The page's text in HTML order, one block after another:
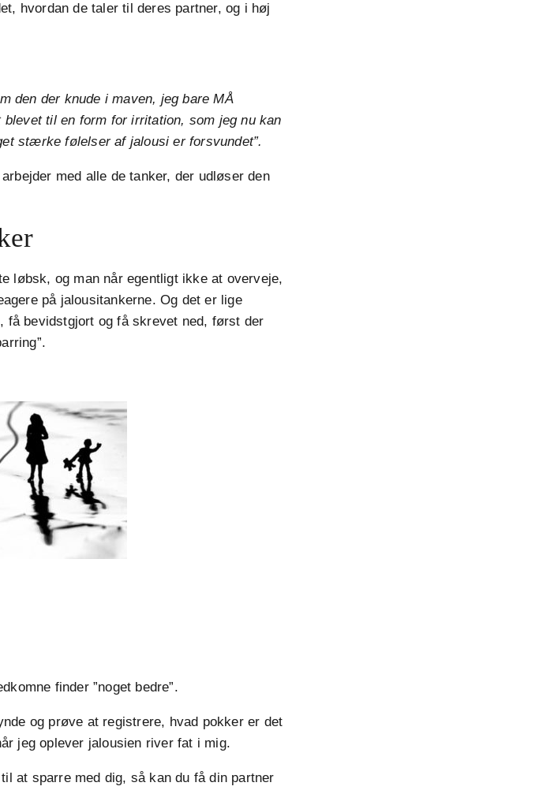
hvordan de taler til deres partner, og i høj
den der knude i maven, jeg bare MÅ
til en form for irritation, som jeg nu kan
stærke følelser af jalousi er forsvundet”.
med alle de tanker, der udløser den
løbsk, og man når egentligt ikke at overveje,
på jalousitankerne. Og det er lige
få bevidstgjort og få skrevet ned, først der
finder ”noget bedre”.
og prøve at registrere, hvad pokker er det
jeg oplever jalousien river fat i mig.
at sparre med dig, så kan du få din partner